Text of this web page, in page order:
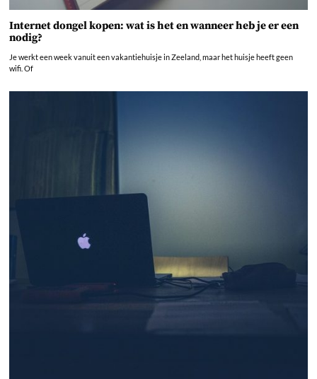
Internet dongel kopen: wat is het en wanneer heb je er een
nodig?
Je werkt een week vanuit een vakantiehuisje in Zeeland, maar het huisje heeft geen
wifi. Of